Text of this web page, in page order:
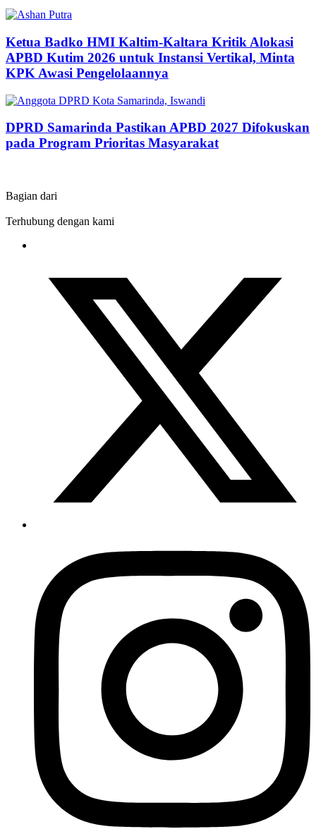
Ketua Badko HMI Kaltim-Kaltara Kritik Alokasi
APBD Kutim 2026 untuk Instansi Vertikal, Minta
KPK Awasi Pengelolaannya
DPRD Samarinda Pastikan APBD 2027 Difokuskan
pada Program Prioritas Masyarakat
Bagian dari
Terhubung dengan kami